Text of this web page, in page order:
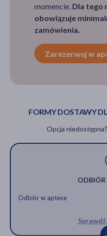
momencie. Dla tego
obowiązuje
zamówienia.
Zarezerwuj w
FORMY DOSTAWY
Opcja niedostępna?
ODBIÓR
Odbiór w aptece